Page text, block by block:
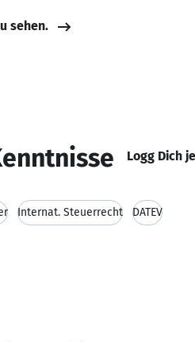
sehen.
Logg Dich
Internat. Steuerrecht DATEV